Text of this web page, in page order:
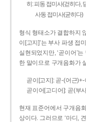
히: 피동 접미사(걷히다,
사동 접미사(굳히다)
형식 형태소가 결합하지
이[고지]’는 부사 파생 접
실현되었지만, ‘곧이어’
한 말이므로 구개음화가
곧이[고지]: 곧-­(어근
곧이어[고디어]: 곧(부
현재 표준어에서 구개음
상이다. 그러므로 ‘마디,